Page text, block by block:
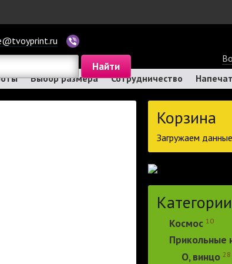
Выбор размера Сотрудничество
Корзина
Загружаем
Категории
Космос 10
Прикольные
О, винцо 28